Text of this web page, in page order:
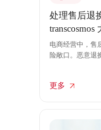
处理售后退
电商经营中，售
险敞口。恶意退
中国将风险管控
风控闭环，为品
更多